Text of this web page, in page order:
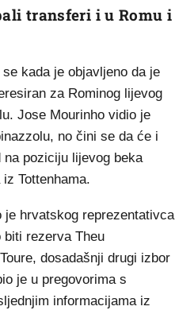
transferi i u Romu i
kada je objavljeno da je
za Rominog lijevog
Jose Mourinho vidio je
no čini se da će i
poziciju lijevog beka
Tottenhama.
je hrvatskog reprezentativca
biti rezerva Theu
dosadašnji drugi izbor
je u pregovorima s
informacijama iz